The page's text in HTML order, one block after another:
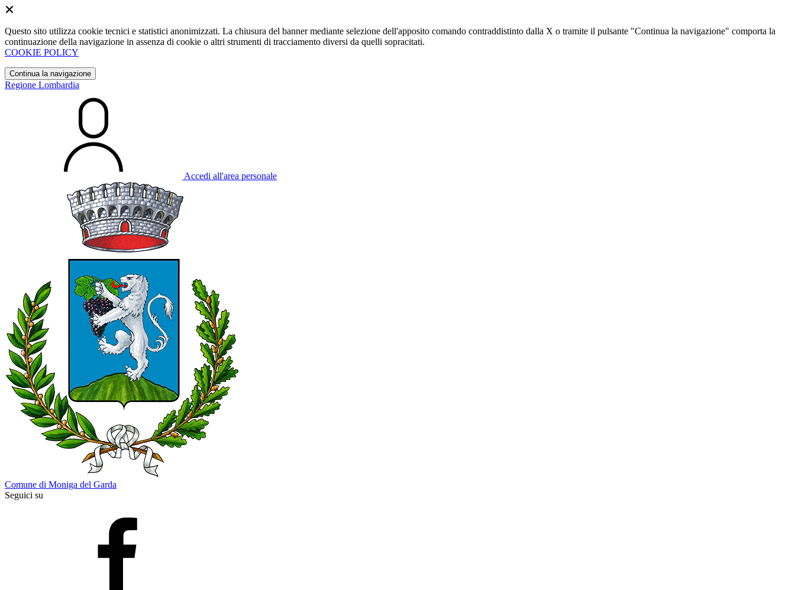
Questo sito utilizza cookie tecnici e statistici anonimizzati. La chiusura del banner mediante selezione dell'apposito comando contraddistinto dalla X o tramite il pulsante "Continua la navigazione" comporta la
continuazione della navigazione in assenza di cookie o altri strumenti di tracciamento diversi da quelli sopracitati.
COOKIE POLICY
Continua la navigazione
Regione Lombardia
Accedi all'area personale
Comune di Moniga del Garda
Seguici su